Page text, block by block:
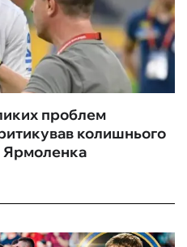
проблем
колишнього
Ярмоленка